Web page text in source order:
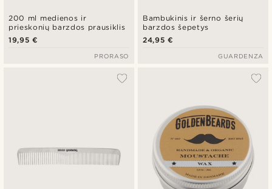
200 ml medienos ir
prieskonių barzdos prausiklis
19,95 €
PRORASO
Bambukinis ir šerno šerių
barzdos šepetys
24,95 €
GUARDENZA